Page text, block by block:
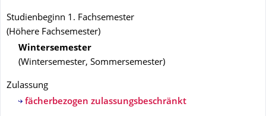
Studienbeginn 1. Fachsemester
(Höhere Fachsemester)
Wintersemester
(Wintersemester, Sommersemester)
Zulassung
fächerbezogen zulassungsbeschränkt